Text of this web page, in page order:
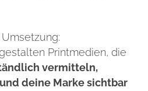
Printmedien, die
vermitteln,
deine Marke sichtbar